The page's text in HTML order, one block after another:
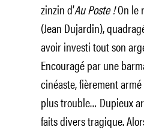
zinzin d’Au Poste !On le
(Jean Dujardin),
avoir investi tout son
Encouragé par une
cinéaste, fièrement
plus trouble… Dupieux
faits divers tragique.